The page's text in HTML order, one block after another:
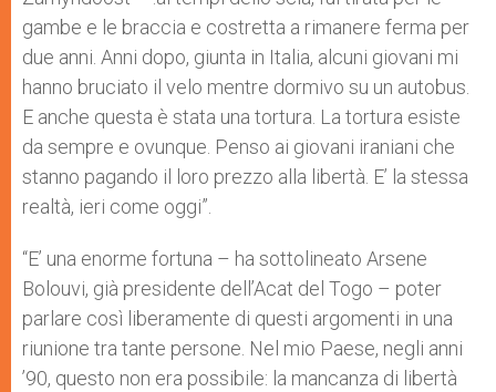
gambe e le braccia e costretta a rimanere ferma per
due anni. Anni dopo, giunta in Italia, alcuni giovani mi
hanno bruciato il velo mentre dormivo su un autobus.
E anche questa è stata una tortura. La tortura esiste
da sempre e ovunque. Penso ai giovani iraniani che
stanno pagando il loro prezzo alla libertà. E’ la stessa
realtà, ieri come oggi”.
“E’ una enorme fortuna – ha sottolineato Arsene
Bolouvi, già presidente dell’Acat del Togo – poter
parlare così liberamente di questi argomenti in una
riunione tra tante persone. Nel mio Paese, negli anni
’90, questo non era possibile: la mancanza di libertà